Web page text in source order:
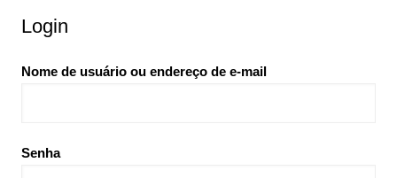
Login
Nome de usuário ou endereço de e-mail
Senha